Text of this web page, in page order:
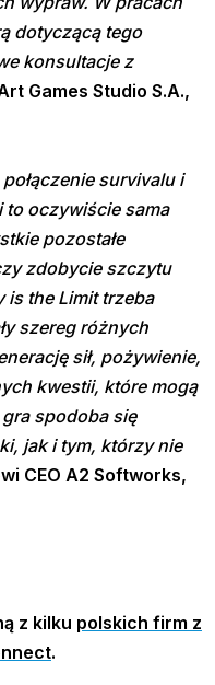
dotyczącą tego
konsultacje z
Games Studio S.A.,
survivalu i
oczywiście sama
pozostałe
zdobycie szczytu
is the Limit trzeba
szereg różnych
sił, pożywienie,
kwestii, które mogą
spodoba się
jak i tym, którzy nie
CEO A2 Softworks,
z kilku polskich firm z
.